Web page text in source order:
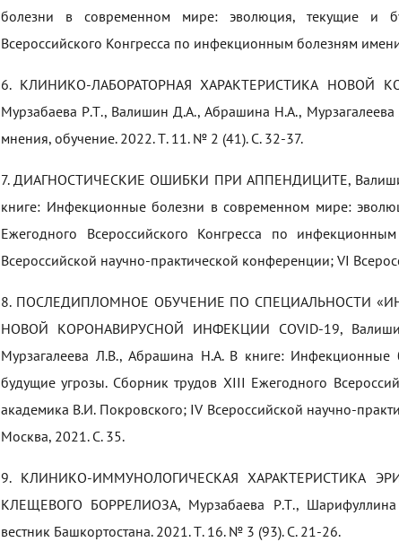
болезни в современном мире: эволюция, текущие и
Всероссийского Конгресса по инфекционным болезням
6. КЛИНИКО-ЛАБОРАТОРНАЯ ХАРАКТЕРИСТИКА НОВОЙ
Мурзабаева Р.Т., Валишин Д.А., Абрашина Н.А.,
мнения, обучение. 2022. Т. 11. № 2 (41). С. 32-37.
7. ДИАГНОСТИЧЕСКИЕ ОШИБКИ ПРИ АППЕНДИЦИТЕ,
книге: Инфекционные болезни в современном мире:
Ежегодного Всероссийского Конгресса по
Всероссийской научно-практической конференции; VI
8. ПОСЛЕДИПЛОМНОЕ ОБУЧЕНИЕ ПО СПЕЦИАЛЬНОСТИ
НОВОЙ КОРОНАВИРУСНОЙ ИНФЕКЦИИ COVID-19,
Мурзагалеева Л.В., Абрашина Н.А. В книге:
будущие угрозы. Сборник трудов ХIII Ежегодного
академика В.И. Покровского; IV Всероссийской научно-
Москва, 2021. С. 35.
9. КЛИНИКО-ИММУНОЛОГИЧЕСКАЯ ХАРАКТЕРИСТИКА
КЛЕЩЕВОГО БОРРЕЛИОЗА, Мурзабаева Р.Т.,
вестник Башкортостана. 2021. Т. 16. № 3 (93). С. 21-26.